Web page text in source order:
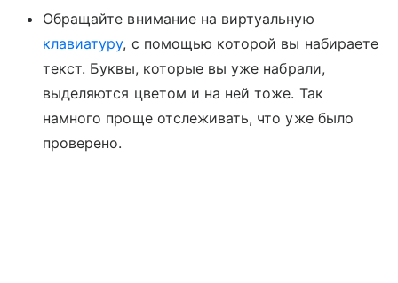
Обращайте внимание на виртуальную
клавиатуру, с помощью которой вы набираете
текст. Буквы, которые вы уже набрали,
выделяются цветом и на ней тоже. Так
намного проще отслеживать, что уже было
проверено.